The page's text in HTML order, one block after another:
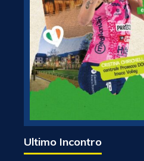
Ultimo Incontro